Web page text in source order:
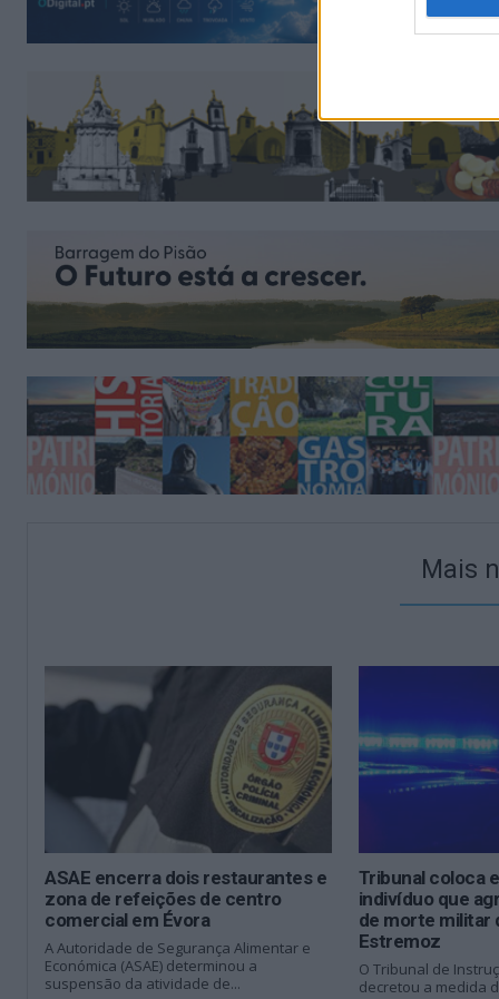
Mais
ASAE encerra dois restaurantes e
zona de refeições de centro
comercial em Évora
A Autoridade de Segurança Alimentar e
Económica (ASAE) determinou a
suspensão da atividade de...
Tribunal coloca
indivíduo que
de morte militar
Estremoz
O Tribunal de
decretou a medida